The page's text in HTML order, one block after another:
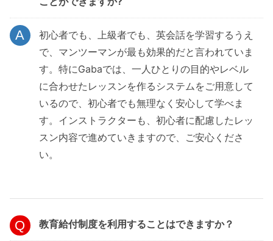
初心者でも、上級者でも、英会話を学習するうえ
で、マンツーマンが最も効果的だと言われていま
す。特にGabaでは、一人ひとりの目的やレベル
に合わせたレッスンを作るシステムをご用意して
いるので、初心者でも無理なく安心して学べま
す。インストラクターも、初心者に配慮したレッ
スン内容で進めていきますので、ご安心くださ
い。
教育給付制度を利用することはできますか？